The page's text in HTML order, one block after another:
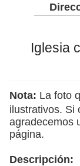
Iglesia
Nota: La foto
ilustrativos. Si
agradecemos
página.
Descripción: